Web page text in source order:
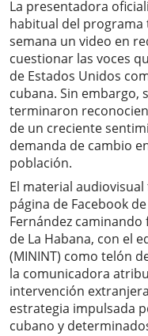
La presentadora
habitual del programa
semana un video en
cuestionar las voces
de Estados Unidos
cubana. Sin embargo,
terminaron
de un creciente
demanda de cambio
población.
El material
página de Facebook
Fernández caminando
de La Habana, con el
(MININT) como telón
la comunicadora
intervención
estrategia impulsada
cubano y